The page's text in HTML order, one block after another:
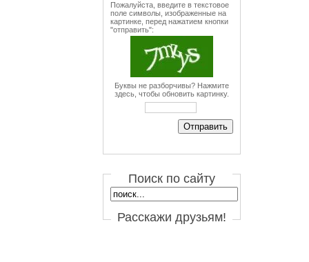
Пожалуйста, введите в текстовое
поле символы, изображенные на
картинке, перед нажатием кнопки
"отправить":
Буквы не разборчивы? Нажмите
здесь, чтобы обновить картинку.
Поиск по сайту
Расскажи друзьям!